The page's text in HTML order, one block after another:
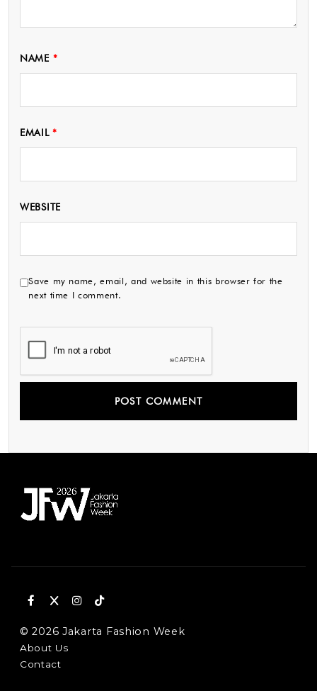
NAME *
EMAIL*
WEBSITE
Save my name, email, and website in this browser for the
next time I comment.
© 2026 Jakarta Fashion Week
About Us
Contact